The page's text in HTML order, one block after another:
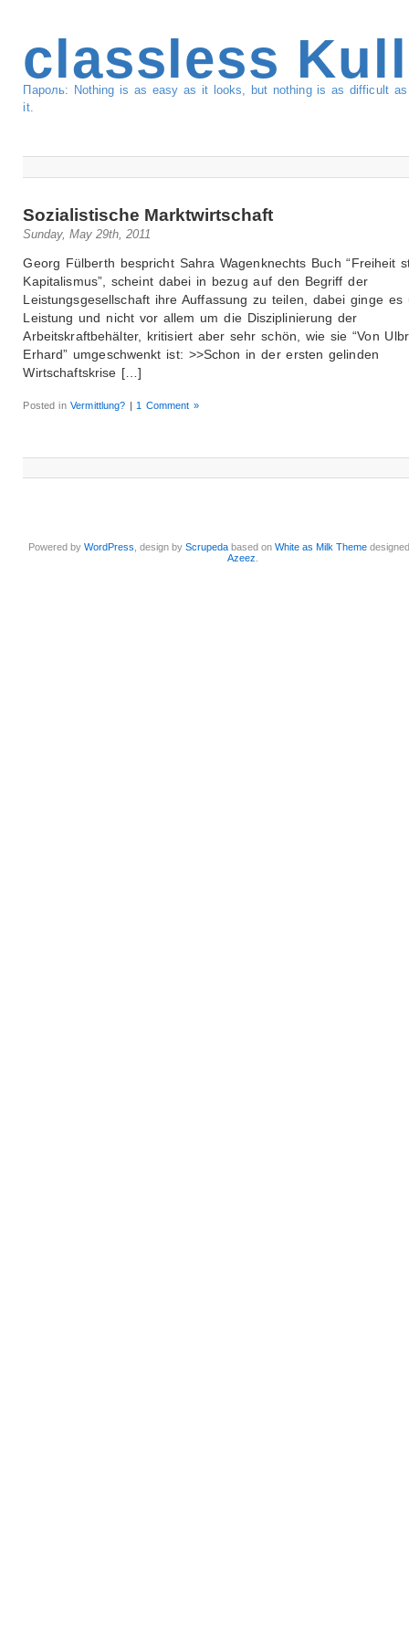
classless
Пароль: Nothing is as easy as it looks, but nothing is as difficult
it.
Sozialistische Marktwirtschaft
Sunday, May 29th, 2011
Georg Fülberth bespricht Sahra Wagenknechts Buch “Freiheit
Kapitalismus”, scheint dabei in bezug auf den Begriff der
Leistungsgesellschaft ihre Auffassung zu teilen, dabei ginge es
Leistung und nicht vor allem um die Disziplinierung der
Arbeitskraftbehälter, kritisiert aber sehr schön, wie sie “Von
Erhard” umgeschwenkt ist: >>Schon in der ersten gelinden
Wirtschaftskrise […]
Posted inVermittlung? | 1 Comment »
Powered byWordPress , design byScrupeda based onWhite as Milk Theme
Azeez